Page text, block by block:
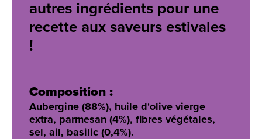
autres ingrédients pour une
recette aux saveurs estivales
!
Composition :
Aubergine (88%), huile d'olive vierge
extra, parmesan (4%), fibres végétales,
sel, ail, basilic (0,4%).